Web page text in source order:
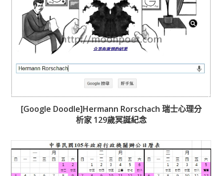
[Google Doodle]Hermann Rorschach 瑞士心理分
析家 129歲冥誕紀念